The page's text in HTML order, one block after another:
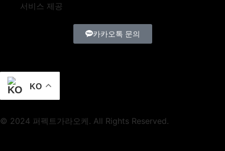
서비스 제공
카카오톡 문의
KO
© 2024 퍼펙트가라오케. All Rights Reserved.